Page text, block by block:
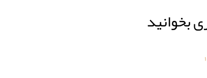
بخوانید